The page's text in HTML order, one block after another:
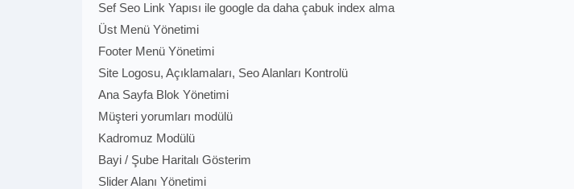
Sef Seo Link Yapısı ile google da daha çabuk index alma
Üst Menü Yönetimi
Footer Menü Yönetimi
Site Logosu, Açıklamaları, Seo Alanları Kontrolü
Ana Sayfa Blok Yönetimi
Müşteri yorumları modülü
Kadromuz Modülü
Bayi / Şube Haritalı Gösterim
Slider Alanı Yönetimi